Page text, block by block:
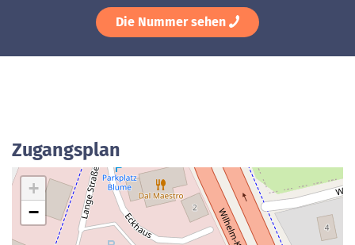
Die Nummer sehen
Zugangsplan
+
−